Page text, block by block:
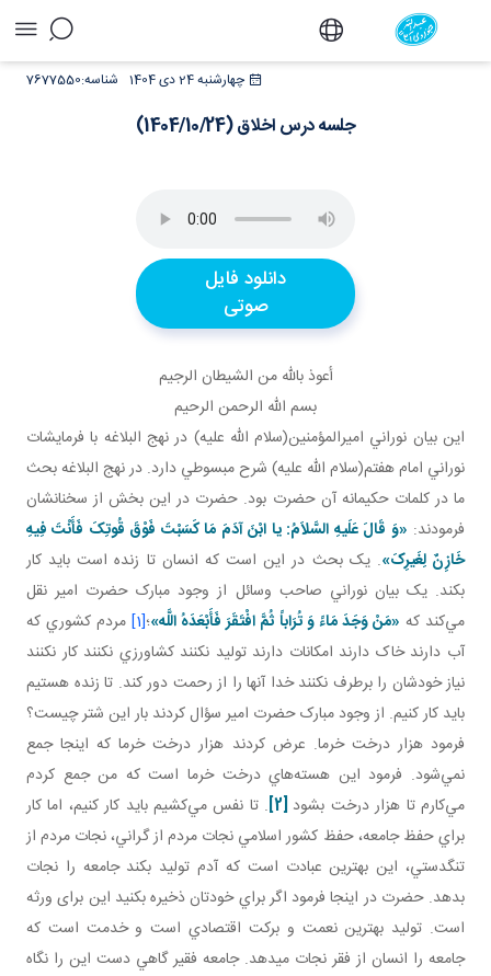
جلسه درس اخلاق (1404/10/24) - دفتر چهارشنبه 24 دی 1404 7677550شناسه:
جلسه درس اخلاق (1404/10/24)
دانلود فایل
صوتی
أعوذ بالله من الشيطان الرجيم
بسم الله الرحمن الرحيم
اين بيان نوراني اميرالمؤمنين(سلام الله عليه) در نهج البلاغه با فرمايشات
نوراني امام هفتم(سلام الله عليه) شرح مبسوطي دارد. در نهج البلاغه بحث
ما در کلمات حکيمانه آن حضرت بود. حضرت در اين بخش از سخنانشان
فرمودند: «وَ قَالَ عَلَيهِ السَّلاَمُ: يا ابْنَ آدَمَ مَا کَسَبْتَ فَوْقَ قُوتِکَ فَأَنْتَ فِيهِ
خَازِنٌ لِغَيرِکَ». يک بحث در اين است که انسان تا زنده است بايد کار
بکند. يک بيان نوراني صاحب وسائل از وجود مبارک حضرت امير نقل
مي‌کند که «مَنْ وَجَدَ مَاءً وَ تُرَاباً ثُمَّ افْتَقَرَ فَأَبْعَدَهُ اللَّه‏»؛[1] مردم کشوري که
آب دارند خاک دارند امکانات دارند توليد نکنند کشاورزي نکنند کار نکنند
نياز خودشان را برطرف نکنند خدا آنها را از رحمت دور کند. تا زنده هستيم
بايد کار کنيم. از وجود مبارک حضرت امير سؤال کردند بار اين شتر چيست؟
فرمود هزار درخت خرما. عرض کردند هزار درخت خرما که اينجا جمع
نمي‌شود. فرمود اين هسته‌هاي درخت خرما است که من جمع کردم
مي‌کارم تا هزار درخت بشود [2]
. تا نفس مي‌کشيم بايد کار کنيم، اما کار
براي حفظ جامعه، حفظ کشور اسلامي نجات مردم از گراني، نجات مردم از
تنگدستي، اين بهترين عبادت است که آدم توليد بکند جامعه را نجات
بدهد. حضرت در اينجا فرمود اگر براي خودتان ذخيره بکنيد اين برای ورثه
است. توليد بهترين نعمت و برکت اقتصادي است و خدمت است که
جامعه را انسان از فقر نجات می­دهد. جامعه فقير گاهي دست اين را نگاه